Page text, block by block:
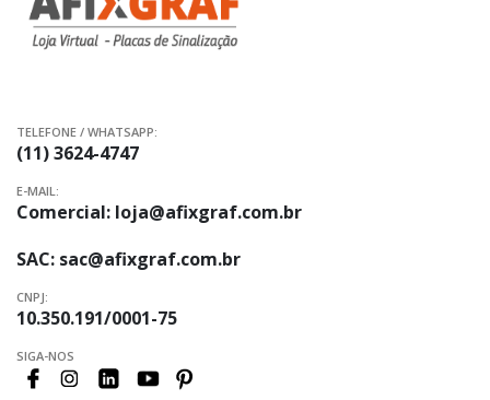
TELEFONE / WHATSAPP:
(11) 3624-4747
E-MAIL:
Comercial: loja@afixgraf.com.br
SAC: sac@afixgraf.com.br
CNPJ:
10.350.191/0001-75
SIGA-NOS